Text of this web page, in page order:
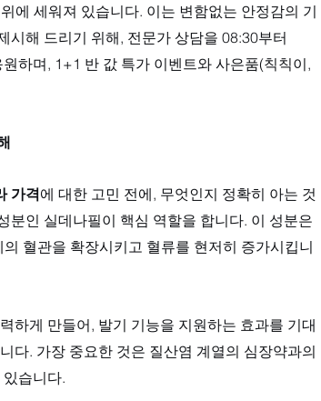
에 세워져 있습니다. 이는 변함없는 안정감의 기
시해 드리기 위해, 전문가 상담을 08:30부터
하며, 1+1 반 값 특가 이벤트와 사은품(칙칙이,
가격에 대한 고민 전에, 무엇인지 정확히 아는 것
분인 실데나필이 핵심 역할을 합니다. 이 성분은
혈관을 확장시키고 혈류를 현저히 증가시킵니
하게 만들어, 발기 기능을 지원하는 효과를 기대
다. 가장 중요한 것은 질산염 계열의 심장약과의
습니다.